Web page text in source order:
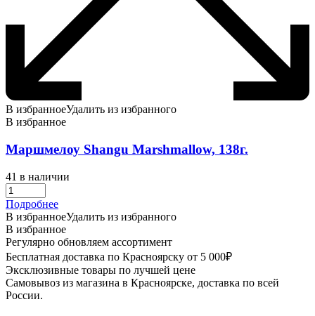
В избранноеУдалить из избранного
В избранное
Маршмелоу Shangu Marshmallow, 138г.
41 в наличии
Подробнее
В избранноеУдалить из избранного
В избранное
Регулярно обновляем ассортимент
Бесплатная доставка по Красноярску от 5 000₽
Эксклюзивные товары по лучшей цене
Самовывоз из магазина в Красноярске, доставка по всей
России.